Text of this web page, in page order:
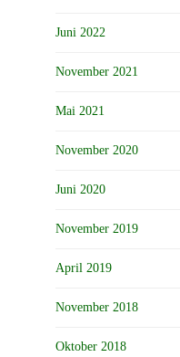
Juni 2022
November 2021
Mai 2021
November 2020
Juni 2020
November 2019
April 2019
November 2018
Oktober 2018